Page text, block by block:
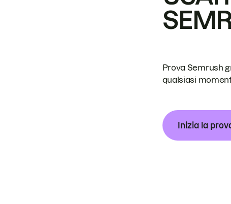
Prova Semrush
qualsiasi
Inizia la